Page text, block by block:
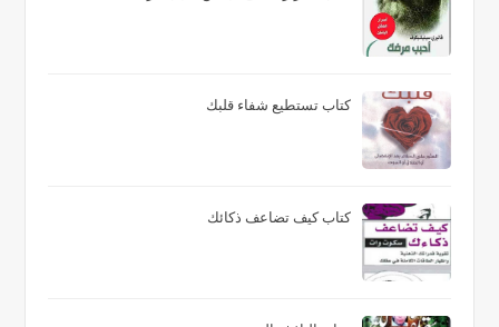
كتاب تستطيع شفاء قلبك
كتاب كيف تضاعف ذكائك